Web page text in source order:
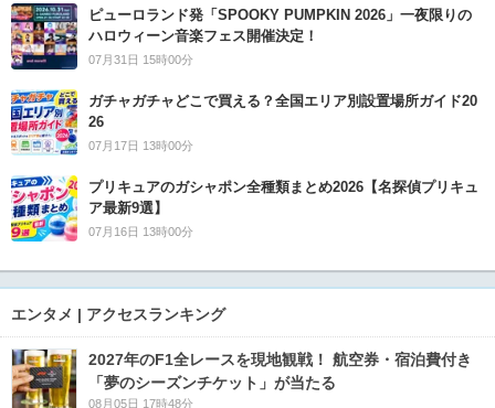
ピューロランド発「SPOOKY PUMPKIN 2026」一夜限りの
ハロウィーン音楽フェス開催決定！
07月31日 15時00分
ガチャガチャどこで買える？全国エリア別設置場所ガイド20
26
07月17日 13時00分
プリキュアのガシャポン全種類まとめ2026【名探偵プリキュ
ア最新9選】
07月16日 13時00分
エンタメ | アクセスランキング
2027年のF1全レースを現地観戦！ 航空券・宿泊費付き
「夢のシーズンチケット」が当たる
08月05日 17時48分